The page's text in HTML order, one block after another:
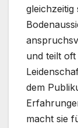
und teilt
dem
macht sie